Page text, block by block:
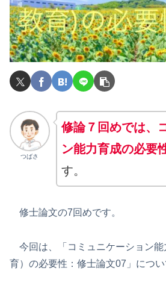
つばさ
修論７回めでは、
ン能力育成の必要
す。
修士論文の7回めです。
今回は、「コミュニケーション能
育）の必要性：修士論文07」につい